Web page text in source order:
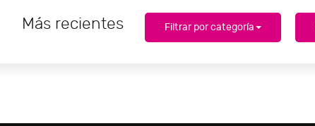
Más recientes Filtrar por categoría